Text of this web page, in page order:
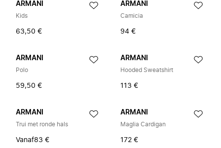
ARMANI
Kids
63,50 €
ARMANI
Camicia
94 €
ARMANI
Polo
59,50 €
ARMANI
Hooded Sweatshirt
113 €
ARMANI
Trui met ronde hals
Vanaf83 €
ARMANI
Maglia Cardigan
172 €